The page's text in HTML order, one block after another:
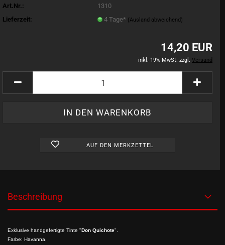
Art.Nr.:
1310
Lieferzeit:
4 Tage* (Ausland abweichend)
14,20 EUR
inkl. 19% MwSt. zzgl. Versand
AUF DEN MERKZETTEL
Beschreibung
Exklusive handgefertigte Tinte "Don Quichote".
Farbe: Havanna,